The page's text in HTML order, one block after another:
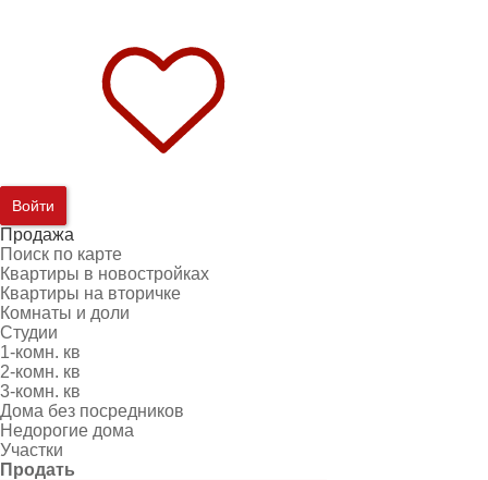
Войти
Продажа
Поиск по карте
Квартиры в новостройках
Квартиры на вторичке
Комнаты и доли
Студии
1-комн. кв
2-комн. кв
3-комн. кв
Дома без посредников
Недорогие дома
Участки
Продать